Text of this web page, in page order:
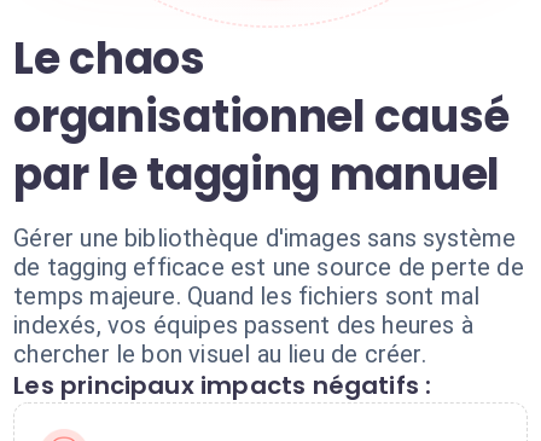
Le chaos
organisationnel causé
par le tagging manuel
Gérer une bibliothèque d'images sans système
de tagging efficace est une source de perte de
temps majeure. Quand les fichiers sont mal
indexés, vos équipes passent des heures à
chercher le bon visuel au lieu de créer.
Les principaux impacts négatifs :